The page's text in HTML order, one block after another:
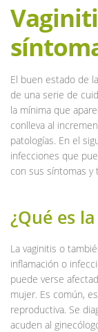
El buen estado de
de una serie de
la mínima que
conlleva al
patologías. En el
infecciones que
con sus síntomas y
¿Qué es
La vaginitis o
inflamación o
puede verse
mujer. Es común,
reproductiva. Se
acuden al